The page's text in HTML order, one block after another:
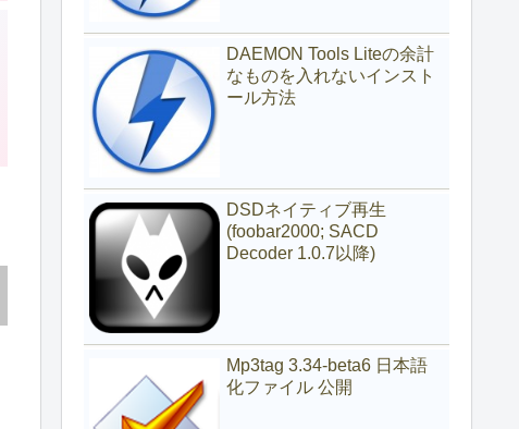
DAEMON Tools Liteの余計
なものを入れないインスト
ール方法
DSDネイティブ再生
(foobar2000; SACD
Decoder 1.0.7以降)
Mp3tag 3.34-beta6 日本語
化ファイル 公開